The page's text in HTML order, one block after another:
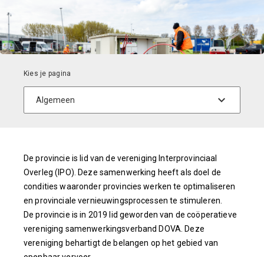
De provincie is lid van de vereniging Interprovinciaal
Overleg (IPO). Deze samenwerking heeft als doel de
condities waaronder provincies werken te optimaliseren
en provinciale vernieuwingsprocessen te stimuleren.
De provincie is in 2019 lid geworden van de coöperatieve
vereniging samenwerkingsverband DOVA. Deze
vereniging behartigt de belangen op het gebied van